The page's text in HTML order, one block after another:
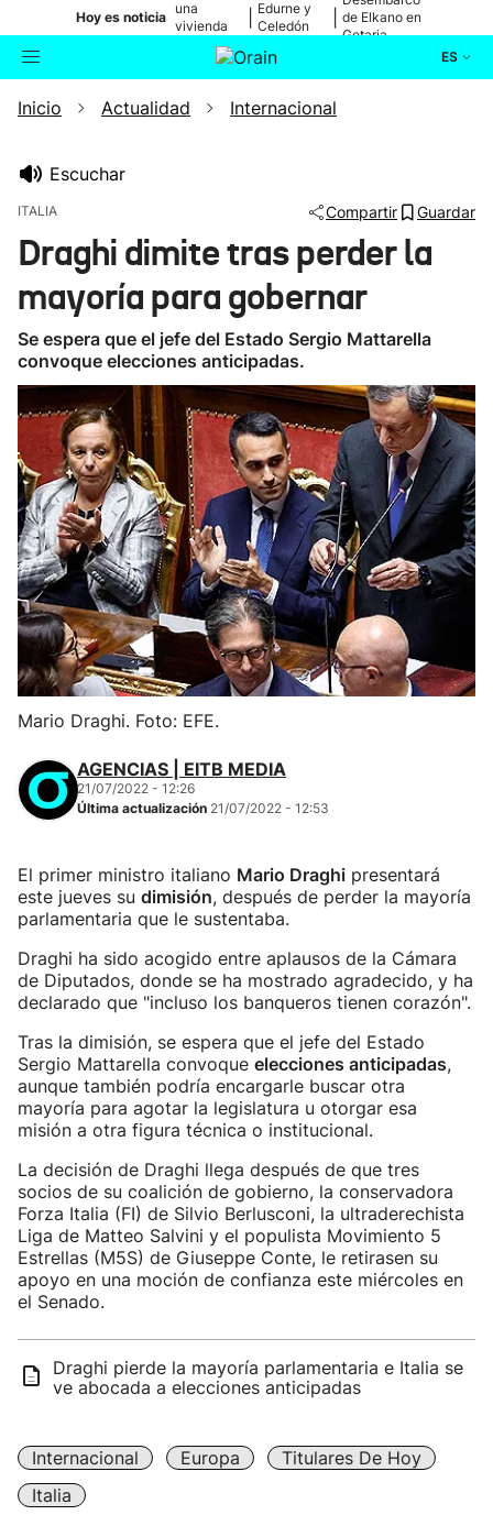
Hoy es noticia
una
vivienda
de Bilbao
Edurne y
Celedón
de Elkano en
Getaria
ES
Buscador Actualidad
Ikusmiran
Eguraldia
Inicio Actualidad Internacional
Escuchar
ITALIA Compartir Guardar
Draghi dimite tras perder la
mayoría para gobernar
Se espera que el jefe del Estado Sergio Mattarella
convoque elecciones anticipadas.
Mario Draghi. Foto: EFE.
AGENCIAS | EITB MEDIA
21/07/2022 - 12:26
Última actualización 21/07/2022 - 12:53
El primer ministro italiano Mario Draghi presentará
este jueves su dimisión, después de perder la mayoría
parlamentaria que le sustentaba.
Draghi ha sido acogido entre aplausos de la Cámara
de Diputados, donde se ha mostrado agradecido, y ha
declarado que "incluso los banqueros tienen corazón".
Tras la dimisión, se espera que el jefe del Estado
Sergio Mattarella convoque elecciones anticipadas,
aunque también podría encargarle buscar otra
mayoría para agotar la legislatura u otorgar esa
misión a otra figura técnica o institucional.
La decisión de Draghi llega después de que tres
socios de su coalición de gobierno, la conservadora
Forza Italia (FI) de Silvio Berlusconi, la ultraderechista
Liga de Matteo Salvini y el populista Movimiento 5
Estrellas (M5S) de Giuseppe Conte, le retirasen su
apoyo en una moción de confianza este miércoles en
el Senado.
Draghi pierde la mayoría parlamentaria e Italia se
ve abocada a elecciones anticipadas
Internacional Europa
Titulares De Hoy
Italia